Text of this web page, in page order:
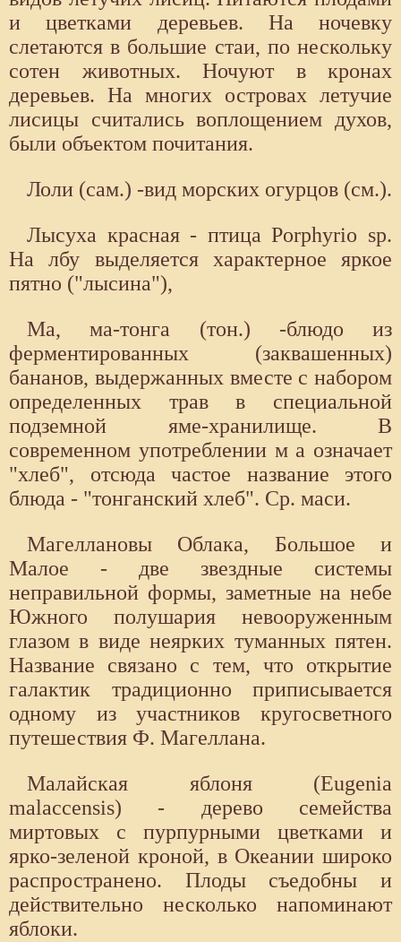
и цветками деревьев. На ночевку
слетаются в большие стаи, по нескольку
сотен животных. Ночуют в кронах
деревьев. На многих островах летучие
лисицы считались воплощением духов,
были объектом почитания.
Лоли (сам.) -вид морских огурцов (см.).
Лысуха красная - птица Porphyrio sp.
На лбу выделяется характерное яркое
пятно ("лысина"),
Ма, ма-тонга (тон.) -блюдо из
ферментированных (заквашенных)
бананов, выдержанных вместе с набором
определенных трав в специальной
подземной яме-хранилище. В
современном употреблении м а означает
"хлеб", отсюда частое название этого
блюда - "тонганский хлеб". Ср. маси.
Магеллановы Облака, Большое и
Малое - две звездные системы
неправильной формы, заметные на небе
Южного полушария невооруженным
глазом в виде неярких туманных пятен.
Название связано с тем, что открытие
галактик традиционно приписывается
одному из участников кругосветного
путешествия Ф. Магеллана.
Малайская яблоня (Eugenia
malaccensis) - дерево семейства
миртовых с пурпурными цветками и
ярко-зеленой кроной, в Океании широко
распространено. Плоды съедобны и
действительно несколько напоминают
яблоки.